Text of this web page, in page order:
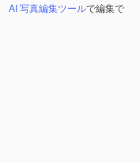
AI 写真編集ツールで編集で